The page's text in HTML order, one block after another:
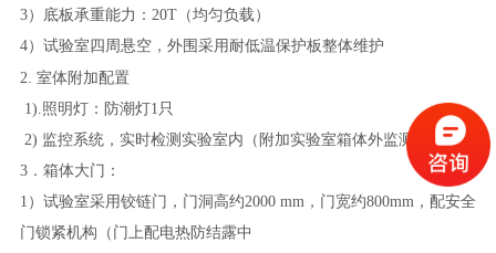
3）底板承重能力： 20T（均匀负载）
4）试验室四周悬空，外围采用耐低温保护板整体维护
2. 室体附加配置
1).照明灯：防潮灯1只
2) 监控系统，实时检测实验室内（附加实验室箱体外监测窗口）
3．箱体大门：
1）试验室采用铰链门，门洞高约2000 mm，门宽约800mm，配安全
门锁紧机构（门上配电热防结露中